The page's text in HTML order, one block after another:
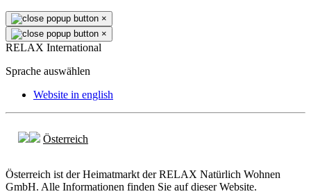
×
×
RELAX International
Sprache auswählen
Website in english
Österreich
Österreich ist der Heimatmarkt der RELAX Natürlich Wohnen
GmbH. Alle Informationen finden Sie auf dieser Website.